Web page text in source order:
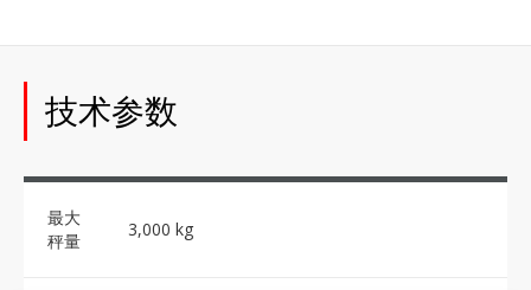
技术参数
最大
秤量
3,000 kg